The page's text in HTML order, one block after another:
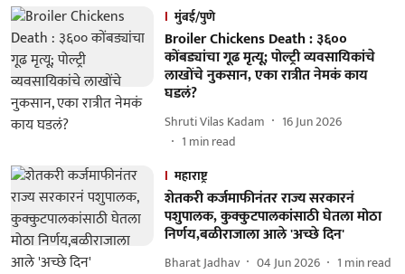
मुंबई/पुणे
Broiler Chickens Death : ३६००
कोंबड्यांचा गूढ मृत्यू; पोल्ट्री व्यवसायिकांचे
लाखोंचे नुकसान, एका रात्रीत नेमकं काय
घडलं?
Shruti Vilas Kadam
16 Jun 2026
1 min read
महाराष्ट्र
शेतकरी कर्जमाफीनंतर राज्य सरकारनं
पशुपालक, कुक्कुटपालकांसाठी घेतला मोठा
निर्णय,बळीराजाला आले 'अच्छे दिन'
Bharat Jadhav 04 Jun 2026 1 min read